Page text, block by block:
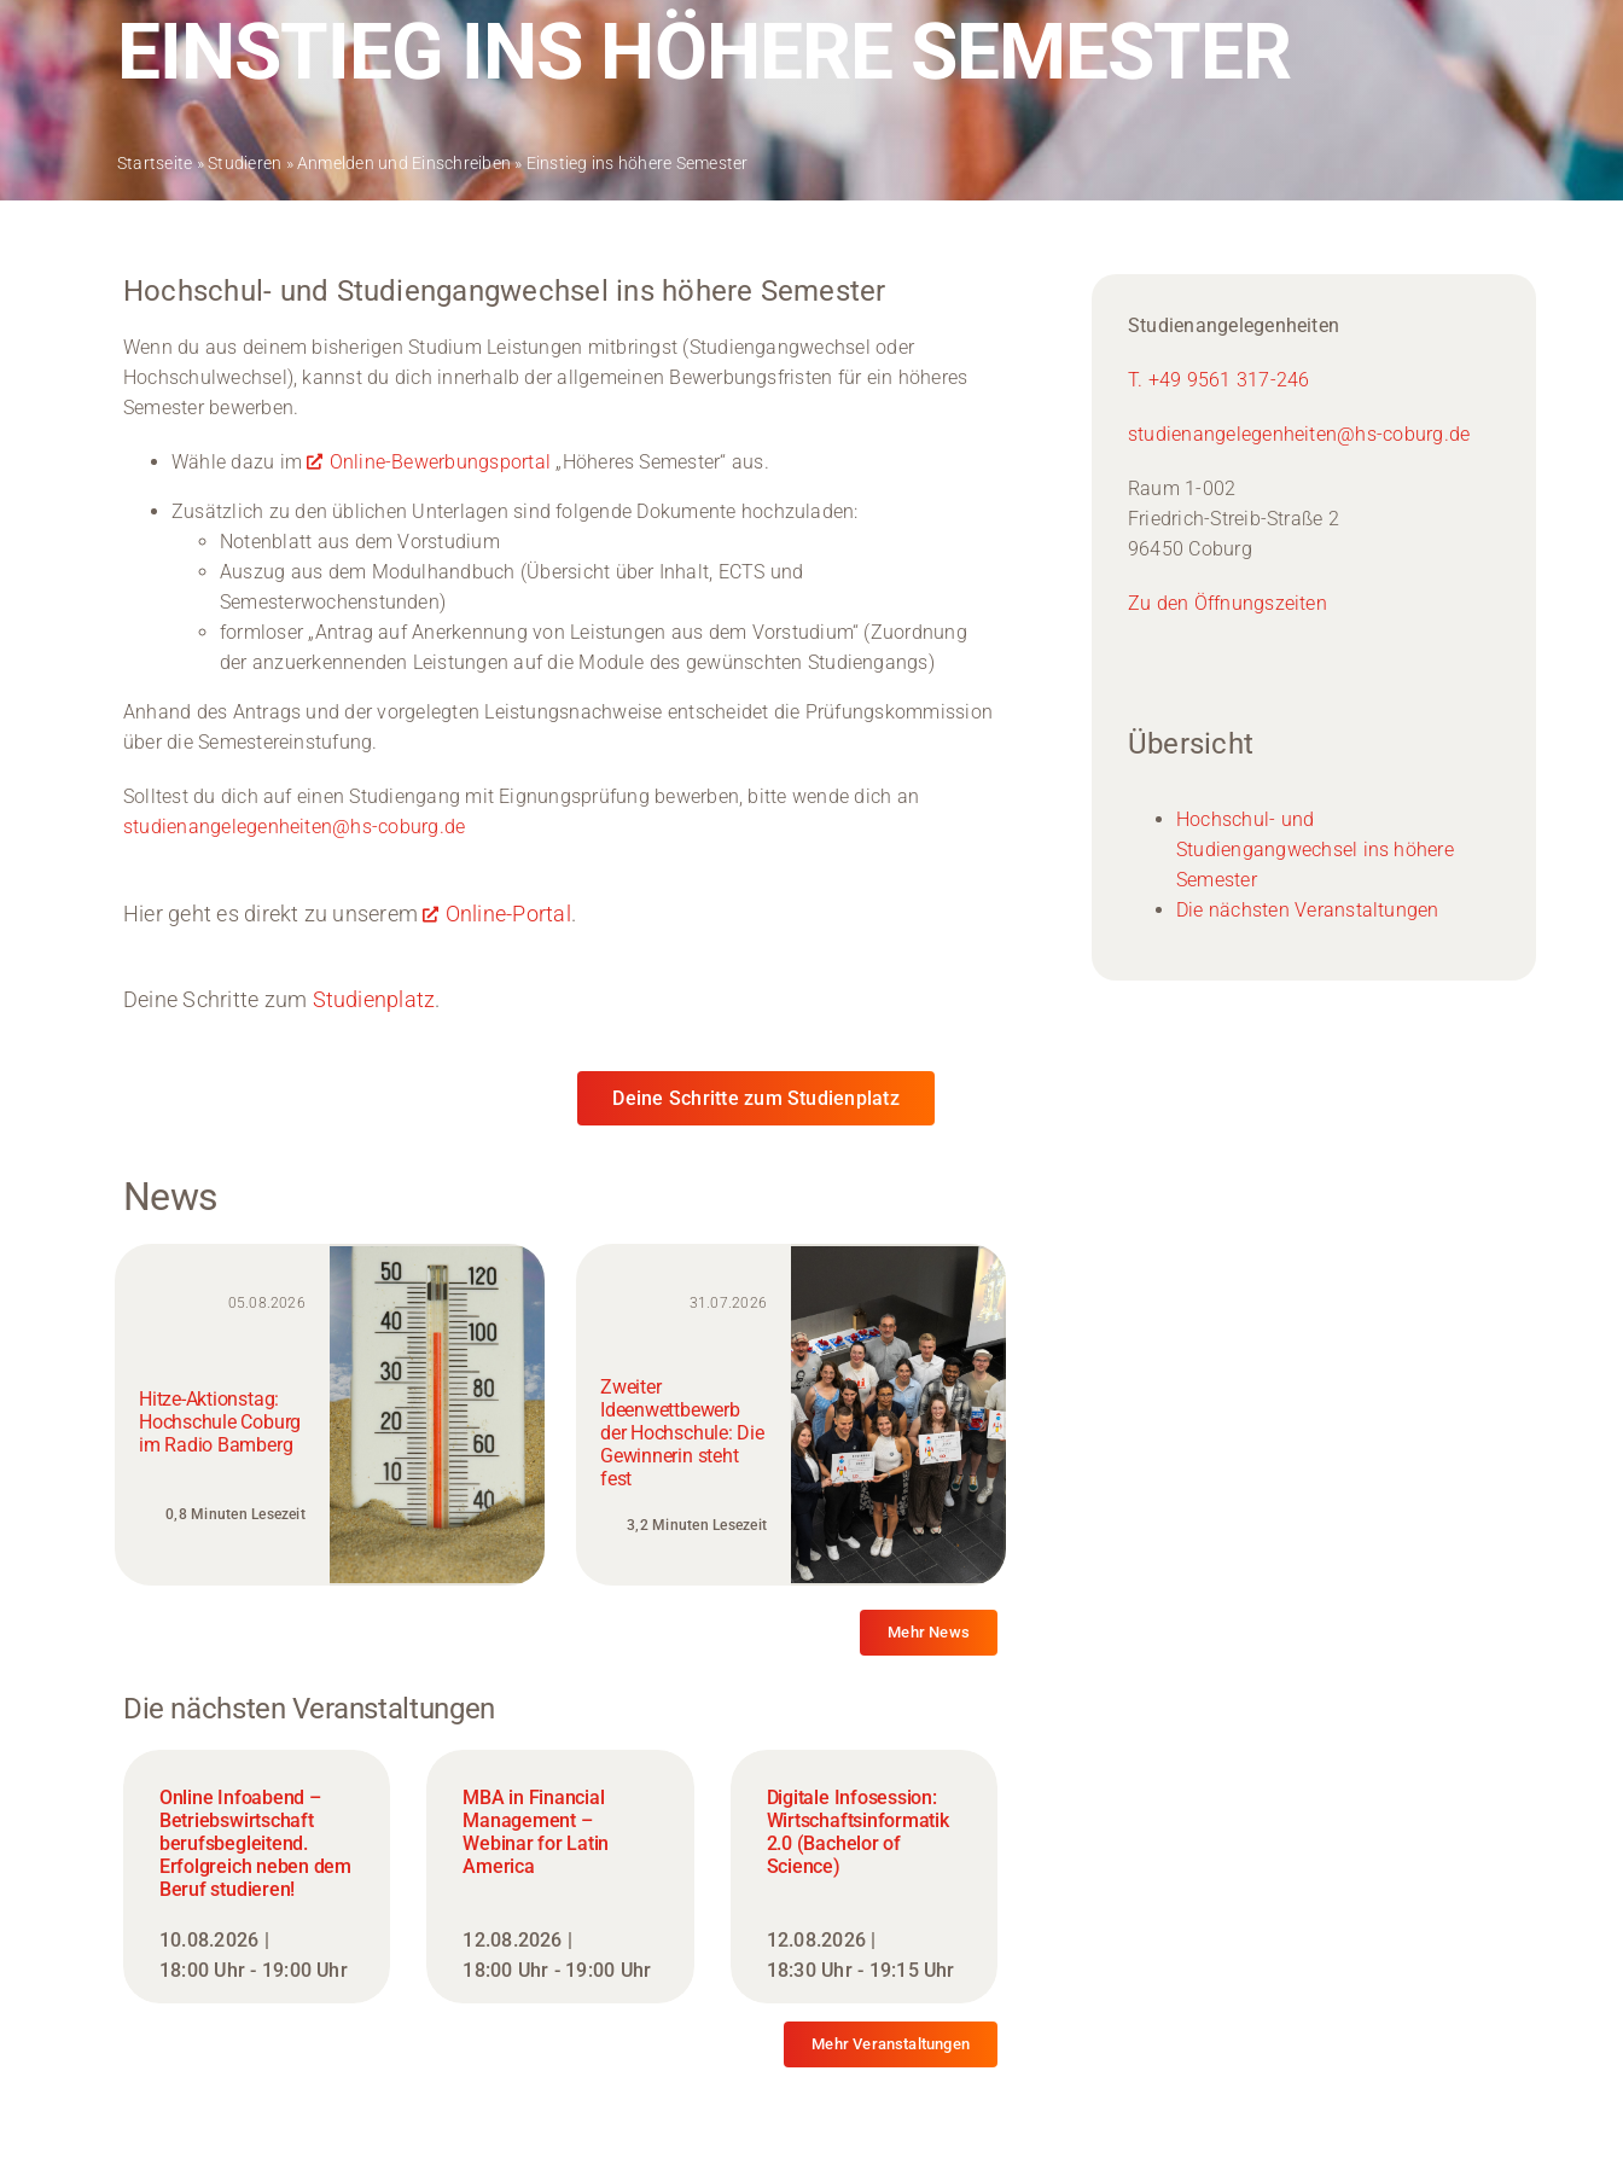
Medien
EINSTIEG INS HÖHERE SEMESTER
Startseite»Studieren »Anmelden und Einschreiben»Einstieg ins höhere Semester
Hochschul- und Studiengangwechsel ins höhere Semester
Wenn du aus deinem bisherigen Studium Leistungen mitbringst (Studiengangwechsel oder
Hochschulwechsel), kannst du dich innerhalb der allgemeinen Bewerbungsfristen für ein höheres
Semester bewerben.
Wähle dazu im Online-Bewerbungsportal „Höheres Semester“ aus.
Zusätzlich zu den üblichen Unterlagen sind folgende Dokumente hochzuladen:
Notenblatt aus dem Vorstudium
Auszug aus dem Modulhandbuch (Übersicht über Inhalt, ECTS und
Semesterwochenstunden)
formloser „Antrag auf Anerkennung von Leistungen aus dem Vorstudium“ (Zuordnung
der anzuerkennenden Leistungen auf die Module des gewünschten Studiengangs)
Anhand des Antrags und der vorgelegten Leistungsnachweise entscheidet die Prüfungskommission
über die Semestereinstufung.
Solltest du dich auf einen Studiengang mit Eignungsprüfung bewerben, bitte wende dich an
studienangelegenheiten@hs-coburg.de
Hier geht es direkt zu unserem Online-Portal .
Deine Schritte zum Studienplatz.
Deine Schritte zum Studienplatz
News
05.08.2026
Hitze-Aktionstag:
Hochschule Coburg
im Radio Bamberg
0,8 Minuten Lesezeit
31.07.2026
Zweiter
Ideenwettbewerb
der Hochschule: Die
Gewinnerin steht
fest
3,2 Minuten Lesezeit
Mehr News
Die nächsten Veranstaltungen
Online Infoabend –
Betriebswirtschaft
berufsbegleitend.
Erfolgreich neben dem
Beruf studieren!
10.08.2026 |
18:00 Uhr - 19:00 Uhr
MBA in Financial
Management –
Webinar for Latin
America
12.08.2026 |
18:00 Uhr - 19:00 Uhr
Digitale Infosession:
Wirtschaftsinformatik
2.0 (Bachelor of
Science)
12.08.2026 |
18:30 Uhr - 19:15 Uhr
Mehr Veranstaltungen
Studienangelegenheiten
T. +49 9561 317-246
studienangelegenheiten@hs-coburg.de
Raum 1-002
Friedrich-Streib-Straße 2
96450 Coburg
Zu den Öffnungszeiten
Übersicht
Hochschul- und
Studiengangwechsel ins höhere
Semester
Die nächsten Veranstaltungen